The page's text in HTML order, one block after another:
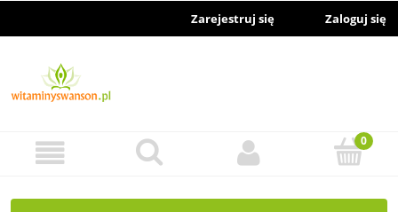
Zarejestruj się Zaloguj się